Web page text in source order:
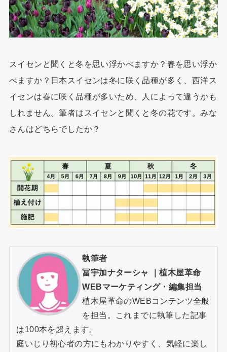
スイセンと聞くと冬を思い浮かべますか？春を思い浮か
べますか？日本スイセンは冬に咲く品種が多く、西洋ス
イセンは春に咲く品種が多いため、人によって違うかも
しれません。筆者はスイセンと聞くと冬の花です。みな
さんはどちらでしたか？
執筆者
冨宇加ナターシャ
｜植木屋革命
WEBマーケティング・編集担当
植木屋革命のWEBコンテンツ全般
を担当。これまでに執筆した記事
は100本を超えます。
庭いじり初心者の方にもわかりやすく、気軽に楽し